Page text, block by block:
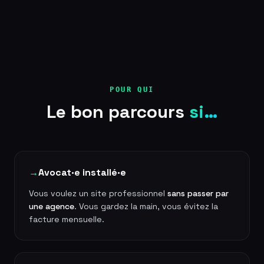
POUR QUI
Le bon parcours si…
→Avocat·e installé·e
Vous voulez un site professionnel sans passer par
une agence. Vous gardez la main, vous évitez la
facture mensuelle.